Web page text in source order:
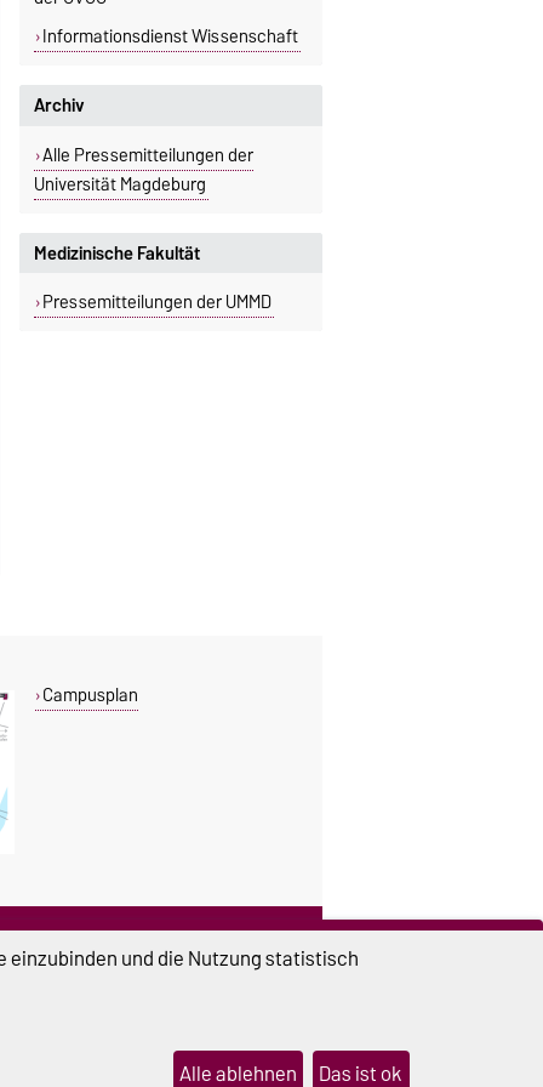
Informationsdienst Wissenschaft
Archiv
Alle Pressemitteilungen der
Universität Magdeburg
Medizinische Fakultät
Pressemitteilungen der UMMD
Campusplan
DIESE SEITE und die Nutzung statistisch
Alle ablehnen Das ist ok